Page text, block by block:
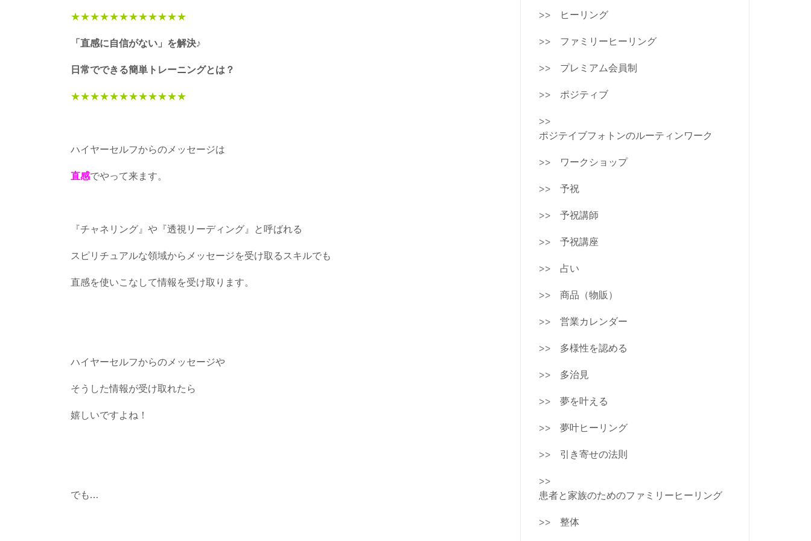
★★★★★★★★★★★★
「直感に自信がない」を解決♪
日常でできる簡単トレーニングとは？
★★★★★★★★★★★★
ハイヤーセルフからのメッセージは
直感でやって来ます。
『チャネリング』や『透視リーディング』と呼ばれる
スピリチュアルな領域からメッセージを受け取るスキルでも
直感を使いこなして情報を受け取ります。
ハイヤーセルフからのメッセージや
そうした情報が受け取れたら
嬉しいですよね！
でも…
ヒーリング
ファミリーヒーリング
プレミアム会員制
ポジティブ
ポジテイブフォトンのルーティンワーク
ワークショップ
予祝
予祝講師
予祝講座
占い
商品（物販）
営業カレンダー
多様性を認める
多治見
夢を叶える
夢叶ヒーリング
引き寄せの法則
患者と家族のためのファミリーヒーリング
整体